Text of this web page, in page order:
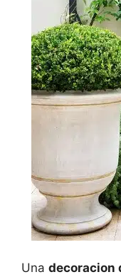
Una decoracion